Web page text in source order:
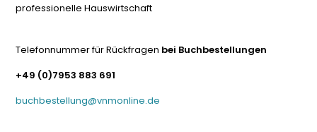
professionelle Hauswirtschaft
Telefonnummer für Rückfragen bei Buchbestellungen
+49 (0)7953 883 691
buchbestellung@vnmonline.de